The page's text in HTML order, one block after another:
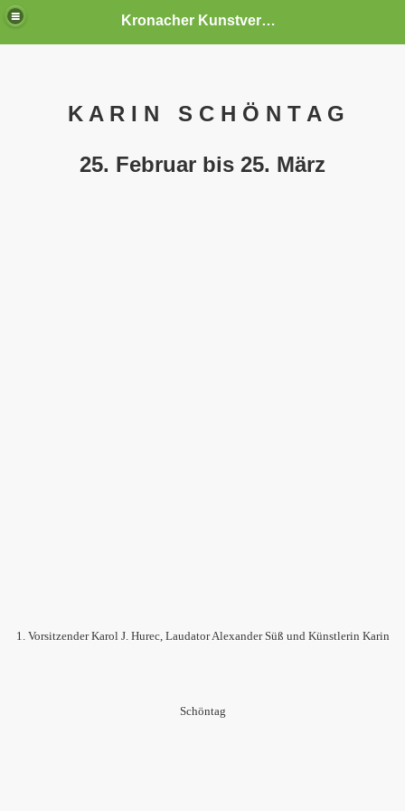
Kronacher Kunstverein e.V.
K A R I N S C H Ö N T A G
25. Februar bis 25. März
1. Vorsitzender Karol J. Hurec, Laudator Alexander Süß und Künstlerin Karin
Schöntag